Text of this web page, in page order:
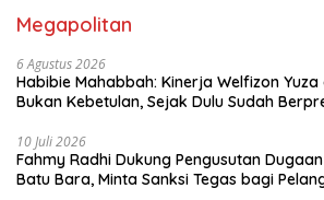
Megapolitan
6 Agustus 2026
Habibie Mahabbah: Kinerja Welfizon
Bukan Kebetulan, Sejak Dulu Sudah
10 Juli 2026
Fahmy Radhi Dukung Pengusutan
Batu Bara, Minta Sanksi Tegas bagi